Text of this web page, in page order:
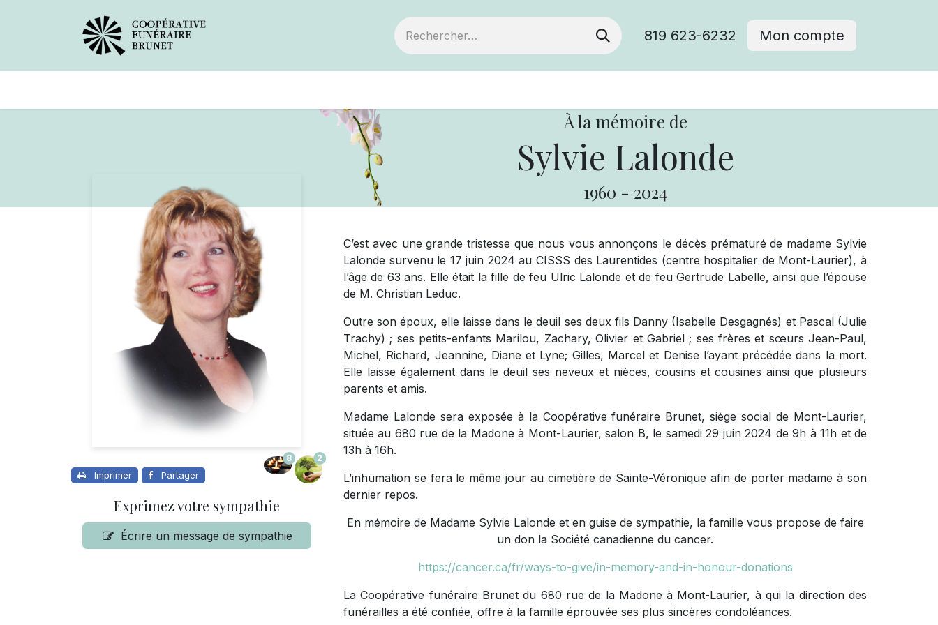
819 623-6232 Mon compte
À la mémoire de
Sylvie Lalonde
1960 - 2024
Imprimer Partager
8 2
Exprimez votre sympathie
Écrire un message de sympathie
C’est avec une grande tristesse que nous vous annonçons le décès prématuré de madame Sylvie
Lalonde survenu le 17 juin 2024 au CISSS des Laurentides (centre hospitalier de Mont-Laurier), à
l’âge de 63 ans. Elle était la fille de feu Ulric Lalonde et de feu Gertrude Labelle, ainsi que l’épouse
de M. Christian Leduc.
Outre son époux, elle laisse dans le deuil ses deux fils Danny (Isabelle Desgagnés) et Pascal (Julie
Trachy) ; ses petits-enfants Marilou, Zachary, Olivier et Gabriel ; ses frères et sœurs Jean-Paul,
Michel, Richard, Jeannine, Diane et Lyne; Gilles, Marcel et Denise l’ayant précédée dans la mort.
Elle laisse également dans le deuil ses neveux et nièces, cousins et cousines ainsi que plusieurs
parents et amis.
Madame Lalonde sera exposée à la Coopérative funéraire Brunet, siège social de Mont-Laurier,
située au 680 rue de la Madone à Mont-Laurier, salon B, le samedi 29 juin 2024 de 9h à 11h et de
13h à 16h.
L’inhumation se fera le même jour au cimetière de Sainte-Véronique afin de porter madame à son
dernier repos.
En mémoire de Madame Sylvie Lalonde et en guise de sympathie, la famille vous propose de faire
un don la Société canadienne du cancer.
https://cancer.ca/fr/ways-to-give/in-memory-and-in-honour-donations
La Coopérative funéraire Brunet du 680 rue de la Madone à Mont-Laurier, à qui la direction des
funérailles a été confiée, offre à la famille éprouvée ses plus sincères condoléances.